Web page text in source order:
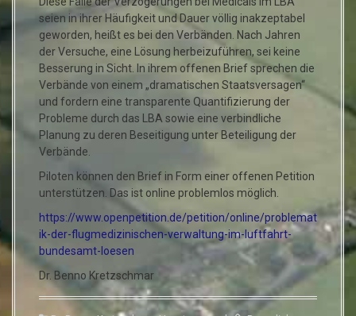
seien in ihrer Häufigkeit und Dauer völlig inakzeptabel
geworden, heißt es bei den Verbänden. Nach Jahren
der Versuche, eine Lösung herbeizuführen, sei keine
Besserung in Sicht. In ihrem offenen Brief sprechen die
Verbände von einem „dramatischen Staatsversagen“
und fordern eine transparente Quantifizierung der
Probleme durch das LBA sowie eine verbindliche
Planung zu deren Beseitigung unter Beteiligung der
Verbände.
Piloten können den Brief in Form einer offenen Petition
unterstützen. Das ist online problemlos möglich.
https://www.openpetition.de/petition/online/problemat
ik-der-flugmedizinischen-verwaltung-im-luftfahrt-
bundesamt-loesen
Dr. Benno Kretzschmar